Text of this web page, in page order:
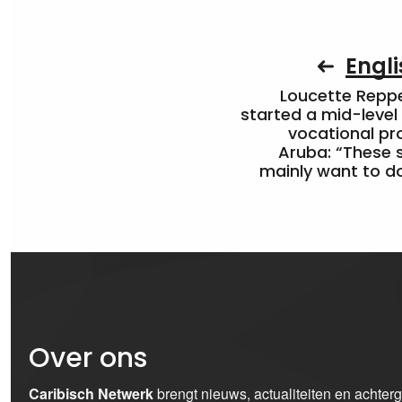
Loucette
started a mid-level
vocational
Aruba: “These
mainly want to
Over ons
Caribisch Netwerkbrengt nieuws, actualiteiten en